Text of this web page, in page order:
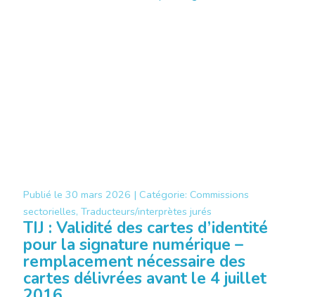
Publié le 30 mars 2026 | Catégorie: Commissions
sectorielles, Traducteurs/interprètes jurés
TIJ : Validité des cartes d’identité
pour la signature numérique –
remplacement nécessaire des
cartes délivrées avant le 4 juillet